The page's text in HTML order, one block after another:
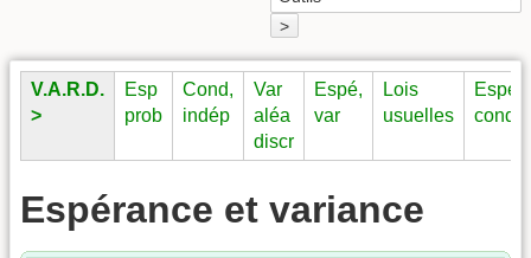
>
V.A.R.D.
>
Esp
prob
Cond,
indép
Var
aléa
discr
Espé,
var
Lois
usuelles
Espé
condi
Espérance et variance